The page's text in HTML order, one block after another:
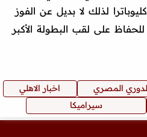
لذلك لا بديل عن الفوز
على لقب البطولة الأكبر
المصري
اخبار الاهلي
سيراميكا